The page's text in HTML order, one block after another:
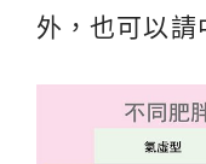
外，也可以請